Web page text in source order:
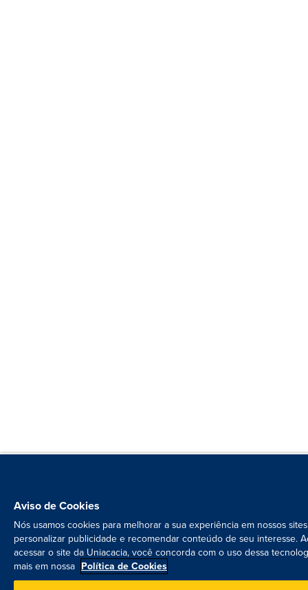
Aviso de Cookies
Nós usamos cookies para melhorar a sua experiência em nossos
personalizar publicidade e recomendar conteúdo de seu interesse.
acessar o site da Uniacacia, você concorda com o uso dessa
mais em nossa Política de Cookies